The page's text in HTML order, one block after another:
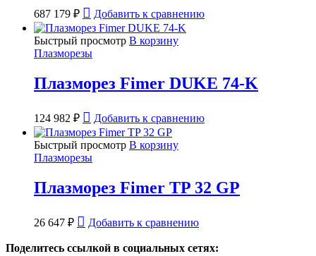
687 179 ₽ Добавить к сравнению
Быстрый просмотр В корзину
Плазморезы
Плазморез Fimer DUKE 74-K
124 982 ₽ Добавить к сравнению
Быстрый просмотр В корзину
Плазморезы
Плазморез Fimer TP 32 GP
26 647 ₽ Добавить к сравнению
Поделитесь ссылкой в социальных сетях: